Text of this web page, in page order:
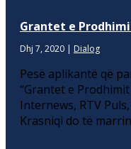
Grantet e
Dhj 7, 2020 | Dialog
Pesë aplikantë që
“Grantet e
Internews, RTV
Krasniqi do të